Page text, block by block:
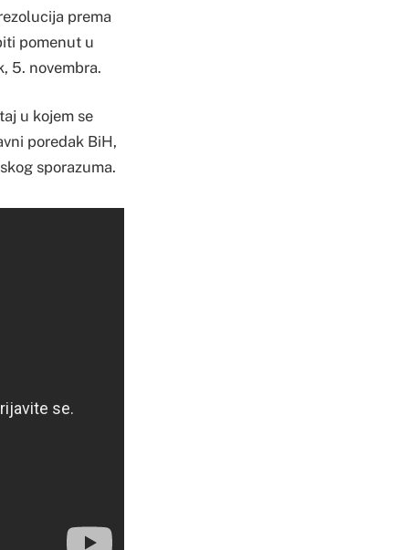
prema
pomenut u
5. novembra.
u kojem se
poredak BiH,
sporazuma.